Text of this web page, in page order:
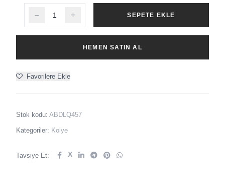
SEPETE EKLE
HEMEN SATIN AL
Favorilere Ekle
Stok kodu: ABDLQ457
Kategoriler: Kolye
Tavsiye Et: X